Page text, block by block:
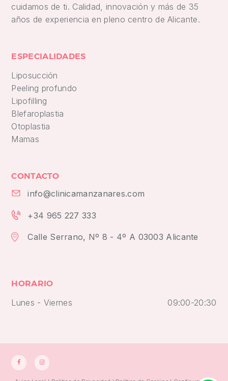
cuidamos de ti. Calidad, innovación y más de 35
años de experiencia en pleno centro de Alicante.
ESPECIALIDADES
Liposucción
Peeling profundo
Lipofilling
Blefaroplastia
Otoplastia
Mamas
CONTACTO
info@clinicamanzanares.com
+34 965 227 333
Calle Serrano, Nº 8 - 4º A 03003 Alicante
HORARIO
Lunes - Viernes
09:00-20:30